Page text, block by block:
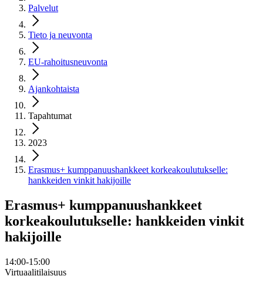
Palvelut
Tieto ja neuvonta
EU-rahoitusneuvonta
Ajankohtaista
Tapahtumat
2023
Erasmus+ kumppanuushankkeet korkeakoulutukselle:
hankkeiden vinkit hakijoille
Erasmus+ kumppanuushankkeet
korkeakoulutukselle: hankkeiden vinkit
hakijoille
14:00-15:00
Virtuaalitilaisuus